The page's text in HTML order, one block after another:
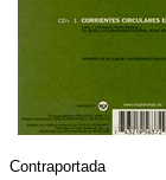
Contraportada